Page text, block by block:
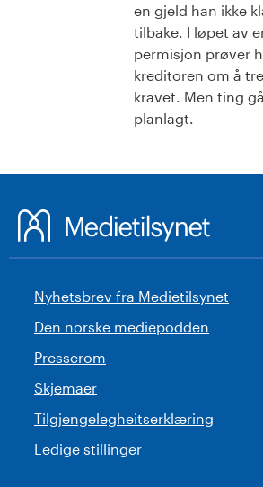
en gjeld han ikke
tilbake. I løpet av
permisjon prøver
kreditoren om å
kravet. Men ting
planlagt.
Nyhetsbrev fra Medietilsynet
Den norske mediepodden
Presserom
Skjemaer
Tilgjengelegheitserklæring
Ledige stillinger